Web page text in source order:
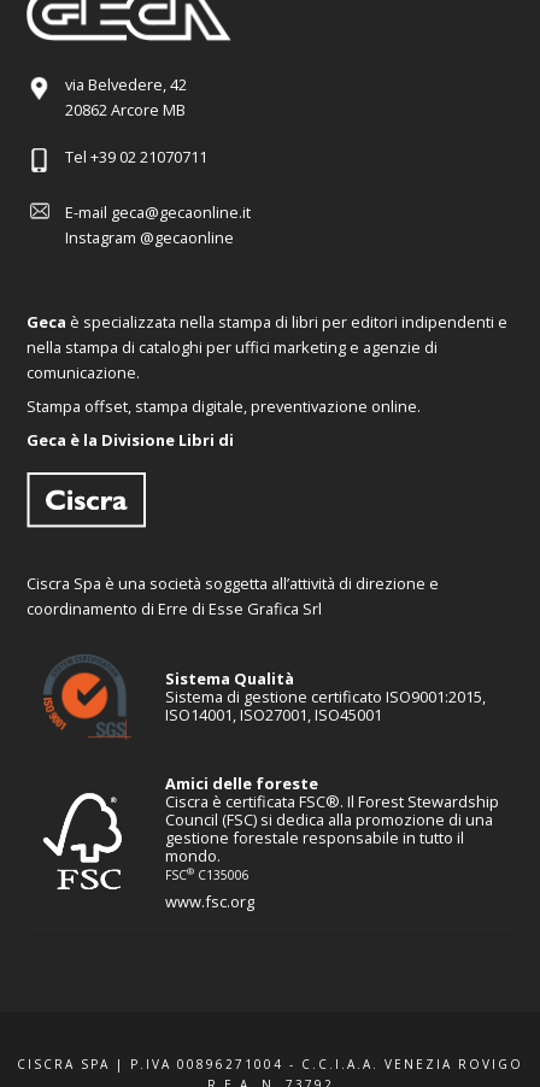
via Belvedere, 42
20862 Arcore MB
Tel +39 02 21070711
E-mail geca@gecaonline.it
Instagram @gecaonline
Geca è specializzata nella stampa di libri per editori indipendenti e
nella stampa di cataloghi per uffici marketing e agenzie di
comunicazione.
Stampa offset, stampa digitale, preventivazione online.
Geca è la Divisione Libri di
Ciscra Spa è una società soggetta all’attività di direzione e
coordinamento di Erre di Esse Grafica Srl
Sistema Qualità
Sistema di gestione certificato ISO9001:2015,
ISO14001, ISO27001, ISO45001
Amici delle foreste
Ciscra è certificata FSC®. Il Forest Stewardship
Council (FSC) si dedica alla promozione di una
gestione forestale responsabile in tutto il
mondo.
FSC® C135006
www.fsc.org
CISCRA SPA | P.IVA 00896271004 - C.C.I.A.A. VENEZIA ROVIGO